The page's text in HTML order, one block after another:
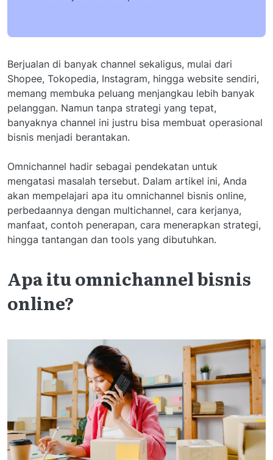
Berjualan di banyak channel sekaligus, mulai dari
Shopee, Tokopedia, Instagram, hingga website sendiri,
memang membuka peluang menjangkau lebih banyak
pelanggan. Namun tanpa strategi yang tepat,
banyaknya channel ini justru bisa membuat operasional
bisnis menjadi berantakan.
Omnichannel hadir sebagai pendekatan untuk
mengatasi masalah tersebut. Dalam artikel ini, Anda
akan mempelajari apa itu omnichannel bisnis online,
perbedaannya dengan multichannel, cara kerjanya,
manfaat, contoh penerapan, cara menerapkan strategi,
hingga tantangan dan tools yang dibutuhkan.
Apa itu omnichannel bisnis
online?